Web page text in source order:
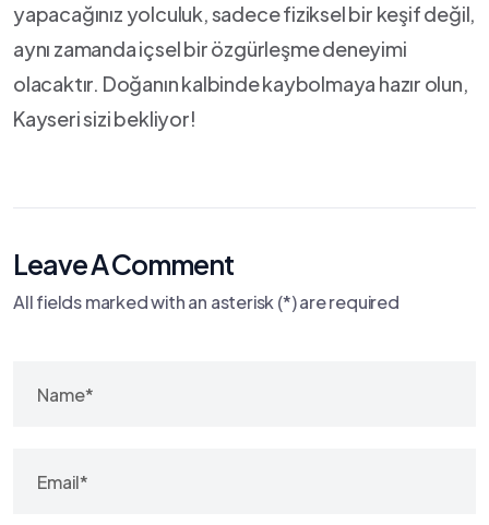
yapacağınız yolculuk, sadece fiziksel‍ bir keşif değil,
aynı‌ zamanda ​içsel bir özgürleşme deneyimi
olacaktır. Doğanın kalbinde ⁢kaybolmaya ‍hazır⁣ olun,
Kayseri sizi bekliyor!
Leave A Comment
All fields marked with an asterisk (*) are required